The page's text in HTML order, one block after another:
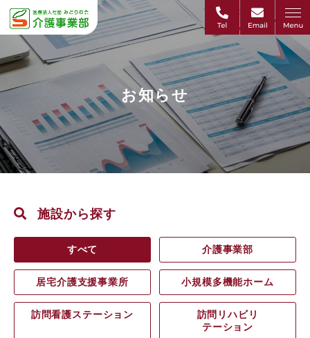
お知らせ
施設から探す
すべて 介護事業部
居宅介護支援事業所 小規模多機能ホーム
訪問看護ステーション
訪問リハビリ
テーション